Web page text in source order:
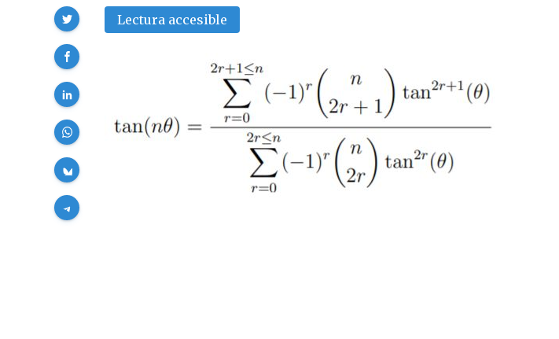
Lectura accesible
Compartir